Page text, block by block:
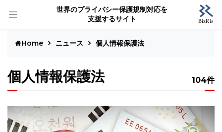
世界のプライバシー保護規制対応を
支援するサイト
Home ニュース 個人情報保護法
個人情報保護法 104件